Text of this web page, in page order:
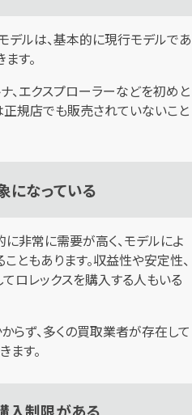
デルは、基本的に現行モデルであ
す。
、エクスプローラーなどを初めと
正規店でも販売されていないこと
になっている
非常に需要が高く、モデルによ
ともあります。収益性や安定性、
ロレックスを購入する人もいる
らず、多くの買取業者が存在して
ます。
入制限がある